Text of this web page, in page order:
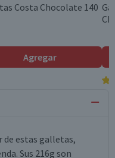
Costa Chocolate 140
Agregar
de estas galletas,
Sus 216g son